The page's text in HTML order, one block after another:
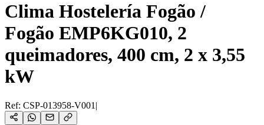
Clima Hostelería Fogão /
Fogão EMP6KG010, 2
queimadores, 400 cm, 2 x 3,55
kW
Ref: CSP-013958-V001 |